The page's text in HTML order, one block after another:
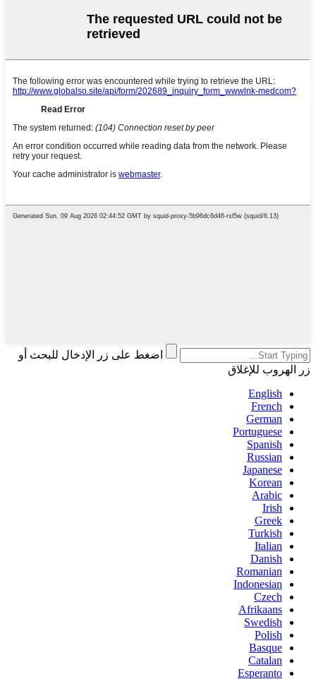
اضغط على زر الإدخال للبحث أو
زر الهروب للإغلاق
English
French
German
Portuguese
Spanish
Russian
Japanese
Korean
Arabic
Irish
Greek
Turkish
Italian
Danish
Romanian
Indonesian
Czech
Afrikaans
Swedish
Polish
Basque
Catalan
Esperanto